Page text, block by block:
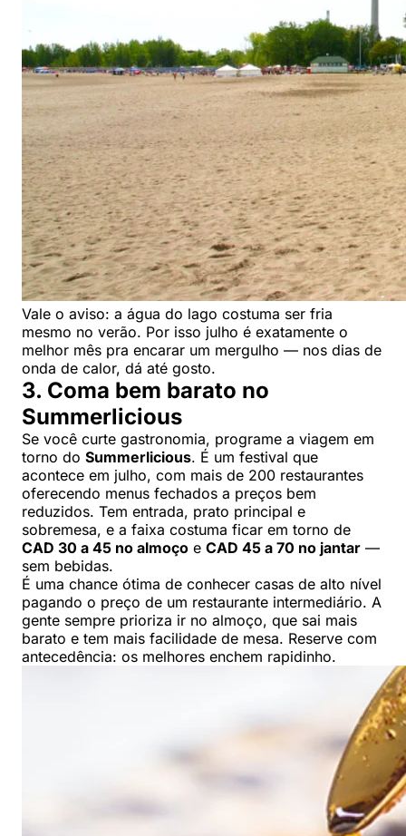
Vale o aviso: a água do lago costuma ser fria
mesmo no verão. Por isso julho é exatamente o
melhor mês pra encarar um mergulho — nos dias de
onda de calor, dá até gosto.
3. Coma bem barato no
Summerlicious
Se você curte gastronomia, programe a viagem em
torno do Summerlicious. É um festival que
acontece em julho, com mais de 200 restaurantes
oferecendo menus fechados a preços bem
reduzidos. Tem entrada, prato principal e
sobremesa, e a faixa costuma ficar em torno de
CAD 30 a 45 no almoço e CAD 45 a 70 no jantar —
sem bebidas.
É uma chance ótima de conhecer casas de alto nível
pagando o preço de um restaurante intermediário. A
gente sempre prioriza ir no almoço, que sai mais
barato e tem mais facilidade de mesa. Reserve com
antecedência: os melhores enchem rapidinho.